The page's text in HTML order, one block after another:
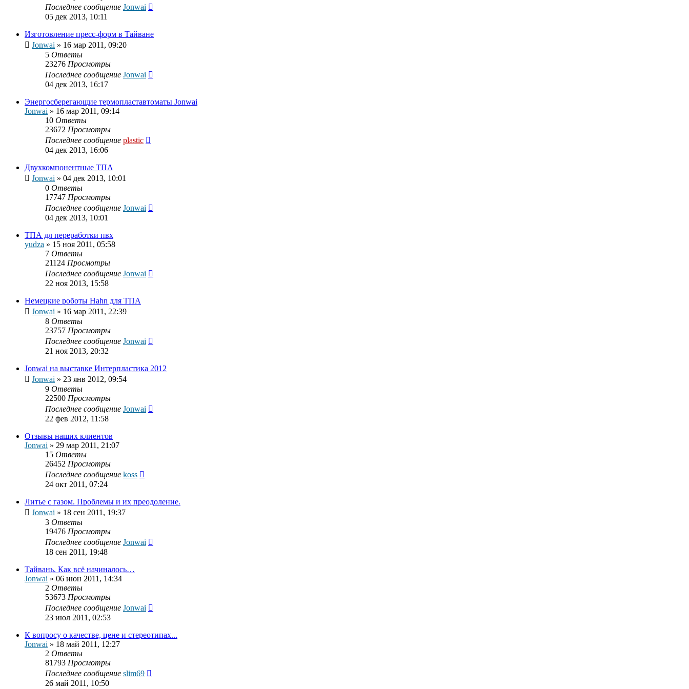
Последнее сообщение Jonwai
05 дек 2013, 10:11
Изготовление пресс-форм в Тайване
Jonwai » 16 мар 2011, 09:20
5 Ответы
23276 Просмотры
Последнее сообщение Jonwai
04 дек 2013, 16:17
Энергосберегающие термопластавтоматы Jonwai
Jonwai » 16 мар 2011, 09:14
10 Ответы
23672 Просмотры
Последнее сообщение plastic
04 дек 2013, 16:06
Двухкомпонентные ТПА
Jonwai » 04 дек 2013, 10:01
0 Ответы
17747 Просмотры
Последнее сообщение Jonwai
04 дек 2013, 10:01
ТПА дл переработки пвх
yudza » 15 ноя 2011, 05:58
7 Ответы
21124 Просмотры
Последнее сообщение Jonwai
22 ноя 2013, 15:58
Немецкие роботы Hahn для ТПА
Jonwai » 16 мар 2011, 22:39
8 Ответы
23757 Просмотры
Последнее сообщение Jonwai
21 ноя 2013, 20:32
Jonwai на выставке Интерпластика 2012
Jonwai » 23 янв 2012, 09:54
9 Ответы
22500 Просмотры
Последнее сообщение Jonwai
22 фев 2012, 11:58
Отзывы наших клиентов
Jonwai » 29 мар 2011, 21:07
15 Ответы
26452 Просмотры
Последнее сообщение koss
24 окт 2011, 07:24
Литье с газом. Проблемы и их преодоление.
Jonwai » 18 сен 2011, 19:37
3 Ответы
19476 Просмотры
Последнее сообщение Jonwai
18 сен 2011, 19:48
Тайвань. Как всё начиналось…
Jonwai » 06 июн 2011, 14:34
2 Ответы
53673 Просмотры
Последнее сообщение Jonwai
23 июл 2011, 02:53
К вопросу о качестве, цене и стереотипах...
Jonwai » 18 май 2011, 12:27
2 Ответы
81793 Просмотры
Последнее сообщение slim69
26 май 2011, 10:50